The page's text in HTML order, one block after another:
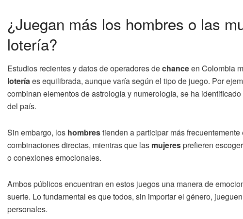
¿Juegan más los hombres o las
lotería?
Estudios recientes y datos de operadores dechanceen Colombia
loteríaes equilibrada, aunque varía según el tipo de juego. Por
combinan elementos de astrología y numerología, se ha
del país.
Sin embargo, los hombrestienden a participar más
combinaciones directas, mientras que las mujeresprefieren
o conexiones emocionales.
Ambos públicos encuentran en estos juegos una manera de
suerte. Lo fundamental es que todos, sin importar el género,
personales.